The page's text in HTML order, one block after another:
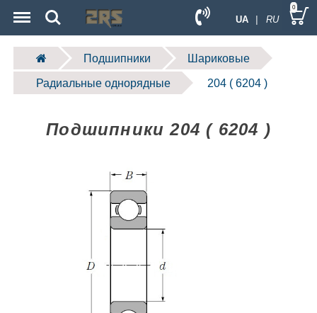
UA | RU
Search 0
Подшипники Шариковые
Радиальные однорядные 204 ( 6204 )
Подшипники 204 ( 6204 )